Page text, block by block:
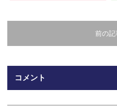
前の記
コメント
カビこんコートカタログ（PDF）
カビこんばいカタログ（PDF）
トタイ